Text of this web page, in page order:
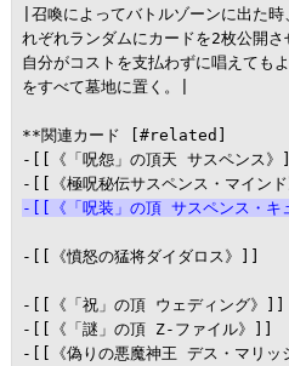
|召喚によってバトルゾーンに出た
れぞれランダムにカードを2枚公開さ
自分がコストを支払わずに唱えても
をすべて墓地に置く。|
**関連カード [#related]
-[[《「呪怨」の頂天 サスペンス
-[[《「呪装」の頂 サスペンス・キ
-[[《憤怒の猛将ダイダロス》]]
-[[《「祝」の頂 ウェディング》]]
-[[《「謎」の頂 Z-ファイル》]]
-[[《偽りの悪魔神王 デス・マリッ